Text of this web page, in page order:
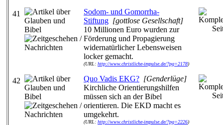
41
Sodom- und Gomorrha-
Stiftung [gottlose Gesellschaft]
10 Millionen Euro wurden zur
Förderung und Propagierung
widernatürlicher Lebensweisen
locker gemacht.
(URL: http://www.christliche-impulse.de/?pg=2178)
42 Quo Vadis EKG? [Genderlüge]
Kirchliche Orientierungshilfen
müssen sich an der Bibel
orientieren. Die EKD macht es
umgekehrt.
(URL: http://www.christliche-impulse.de/?pg=2226)